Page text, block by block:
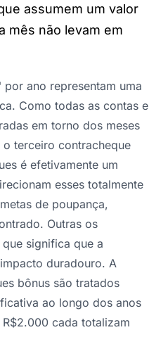
assumem um valor
mês não levam em
ano representam uma
Como todas as contas e
em torno dos meses
terceiro contracheque
é efetivamente um
esses totalmente
de poupança,
Outras os
significa que a
duradouro. A
bônus são tratados
ao longo dos anos
cada totalizam